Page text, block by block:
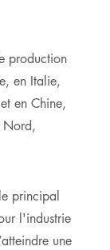
production
en Italie,
en Chine,
Nord,
principal
l'industrie
une